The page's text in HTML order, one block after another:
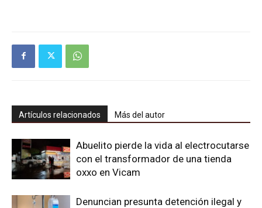
Artículos relacionados Más del autor
Abuelito pierde la vida al electrocutarse
con el transformador de una tienda
oxxo en Vicam
Denuncian presunta detención ilegal y